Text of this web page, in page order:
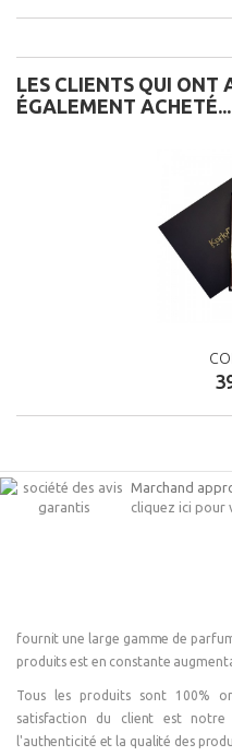
LES CLIENTS QUI ONT
ÉGALEMENT ACHETÉ...
Marchand
cliquez ici pour
fournit une large gamme de
produits est en constante
Tous les produits sont 100%
satisfaction du client est notre
l'authenticité et la qualité des